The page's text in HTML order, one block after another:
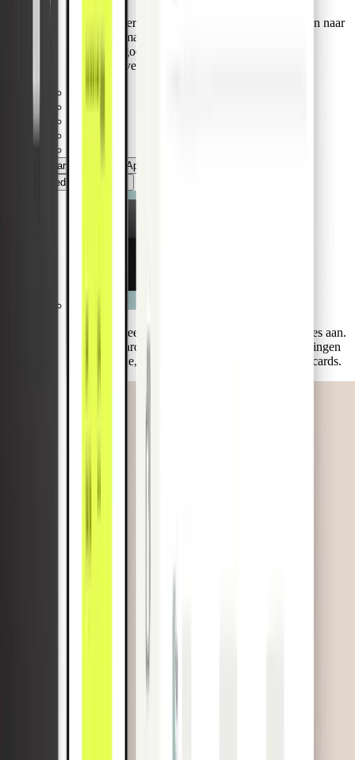
Transformeer ingewikkelde handmatige processen naar
een geautomatiseerd verloop. Leg facturen vast,
stroomlijn goedkeuringen en voer wereldwijde
betalingen veilig uit.
Kaarten Mobile App
Crediteurenbeheer
Bied een breed scala aan veelgevraagde kaarttypes aan.
Van standaardopties tot branchespecifieke oplossingen
zoals fysieke, virtuele, eenmalige, lodge- en fleetcards.